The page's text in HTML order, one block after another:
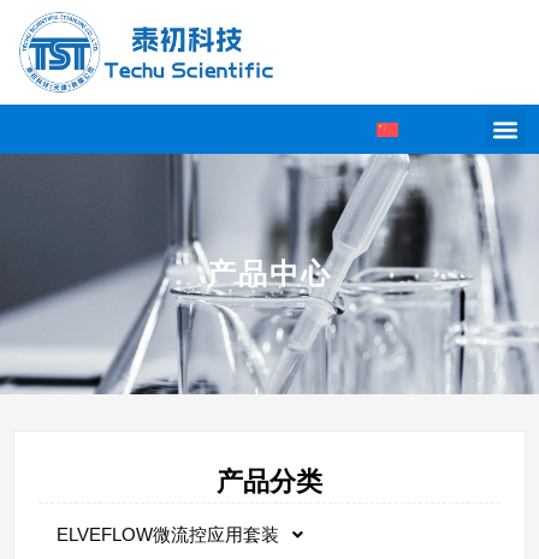
产品中心
产品分类
ELVEFLOW微流控应用套装